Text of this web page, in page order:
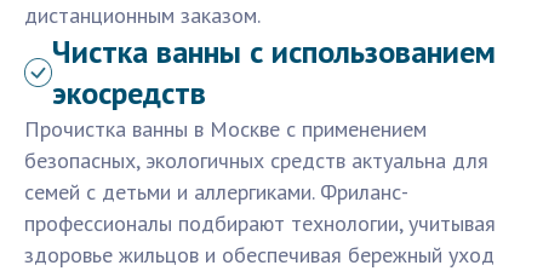
дистанционным заказом.
Чистка ванны с использованием
экосредств
Прочистка ванны в Москве с применением
безопасных, экологичных средств актуальна для
семей с детьми и аллергиками. Фриланс-
профессионалы подбирают технологии, учитывая
здоровье жильцов и обеспечивая бережный уход